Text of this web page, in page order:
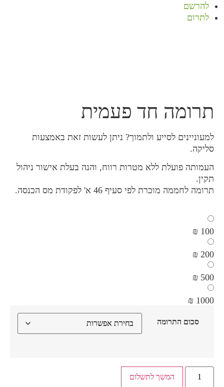
להרשם
לתרום
תרומה חד פעמית
למעוניינים לסייע ולתמוך? ניתן לעשות זאת באמצעות
סליקה.
העמותה פועלת ללא מטרות רווח, והנה בעלת אישור ניהול
תקין.
תרומה לחממה מוכרת לפי סעיף 46 א' לפקודת מס הכנסה.
100 ₪
200 ₪
500 ₪
1000 ₪
סכום התרומה
המשך לתשלום